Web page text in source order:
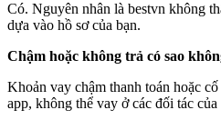
Có. Nguyên nhân là bestvn không
dựa vào hồ sơ của bạn.
Chậm hoặc không trả có sao
Khoản vay chậm thanh toán hoặc
app, không thể vay ở các đối tác của